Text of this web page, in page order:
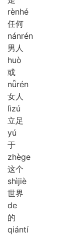
rènhé
任何
nánrén
男人
huò
或
nǚrén
女人
lìzú
立足
yú
于
zhège
这个
shìjiè
世界
de
的
qiántí